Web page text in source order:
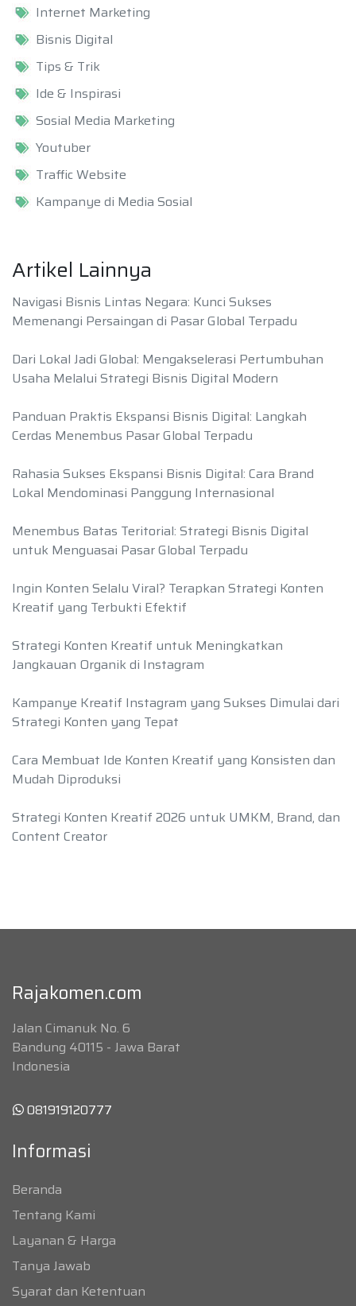
Internet Marketing
Bisnis Digital
Tips & Trik
Ide & Inspirasi
Sosial Media Marketing
Youtuber
Traffic Website
Kampanye di Media Sosial
Artikel Lainnya
Navigasi Bisnis Lintas Negara: Kunci Sukses
Memenangi Persaingan di Pasar Global Terpadu
Dari Lokal Jadi Global: Mengakselerasi Pertumbuhan
Usaha Melalui Strategi Bisnis Digital Modern
Panduan Praktis Ekspansi Bisnis Digital: Langkah
Cerdas Menembus Pasar Global Terpadu
Rahasia Sukses Ekspansi Bisnis Digital: Cara Brand
Lokal Mendominasi Panggung Internasional
Menembus Batas Teritorial: Strategi Bisnis Digital
untuk Menguasai Pasar Global Terpadu
Ingin Konten Selalu Viral? Terapkan Strategi Konten
Kreatif yang Terbukti Efektif
Strategi Konten Kreatif untuk Meningkatkan
Jangkauan Organik di Instagram
Kampanye Kreatif Instagram yang Sukses Dimulai dari
Strategi Konten yang Tepat
Cara Membuat Ide Konten Kreatif yang Konsisten dan
Mudah Diproduksi
Strategi Konten Kreatif 2026 untuk UMKM, Brand, dan
Content Creator
Rajakomen.com
Jalan Cimanuk No. 6
Bandung 40115 - Jawa Barat
Indonesia
081919120777
Informasi
Beranda
Tentang Kami
Layanan & Harga
Tanya Jawab
Syarat dan Ketentuan